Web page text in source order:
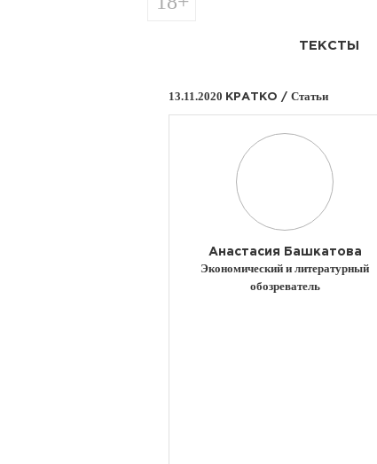
ТЕКСТЫ
13.11.2020 КРАТКО / Статьи
Анастасия Башкатова
Экономический и литературный
обозреватель